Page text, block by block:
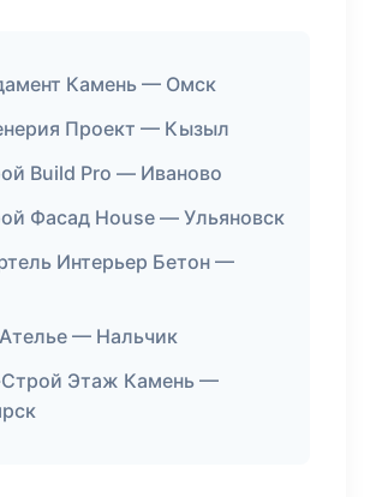
Камень — Омск
Проект — Кызыл
Build Pro — Иваново
Фасад House — Ульяновск
Интерьер Бетон —
— Нальчик
Этаж Камень —